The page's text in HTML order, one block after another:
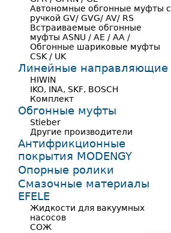
Автономные обгонные муфты с
ручкой GV/ GVG/ AV/ RS
Встраиваемые обгонные
муфты ASNU / AE / AA /
Обгонные шариковые муфты
CSK / UK
Линейные направляющие
HIWIN
IKO, INA, SKF, BOSCH
Комплект
Обгонные муфты
Stieber
Другие производители
Антифрикционные
покрытия MODENGY
Опорные ролики
Смазочные материалы
EFELE
Жидкости для вакуумных
насосов
СОЖ